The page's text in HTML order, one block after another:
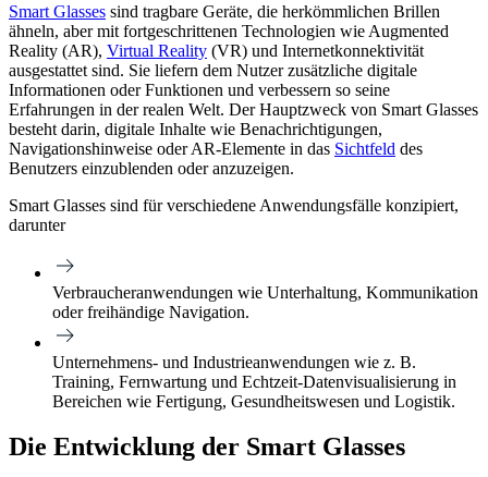
Smart Glasses sind tragbare Geräte, die herkömmlichen Brillen
ähneln, aber mit fortgeschrittenen Technologien wie Augmented
Reality (AR), Virtual Reality (VR) und Internetkonnektivität
ausgestattet sind. Sie liefern dem Nutzer zusätzliche digitale
Informationen oder Funktionen und verbessern so seine
Erfahrungen in der realen Welt. Der Hauptzweck von Smart Glasses
besteht darin, digitale Inhalte wie Benachrichtigungen,
Navigationshinweise oder AR-Elemente in das Sichtfeld des
Benutzers einzublenden oder anzuzeigen.
Smart Glasses sind für verschiedene Anwendungsfälle konzipiert,
darunter
Verbraucheranwendungen wie Unterhaltung, Kommunikation
oder freihändige Navigation.
Unternehmens- und Industrieanwendungen wie z. B.
Training, Fernwartung und Echtzeit-Datenvisualisierung in
Bereichen wie Fertigung, Gesundheitswesen und Logistik.
Die Entwicklung der Smart Glasses